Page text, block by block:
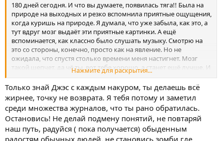
180 дней сегодня. И что вы думаете, появилась тяга!! Была на
природе на выходных и резко вспомнила приятные ощущения,
когда куришь на природе. Я думала, что уже забыла, как это, а
тут вдруг мозг выдаёт эти приятные картинки. А ещё
вспоминается, как классно было слушать музыку. Смотрю на
это со стороны, конечно, просто как на явление. Но не
ожидала, что спустя столько времени меня настигнет. Мозг
такой шепчет, да чё ты, вот тебе хорошо, а станет ещё лучше. И
всё плохое резко забывается. Нет, нет и ещё раз нет, я не
поведусь на эти уловки
Иду к году тр
Нажмите для раскрытия...
Только знай Джэс с каждым накуром, ты делаешь всё
жирнее, точку не возврата. Я тебя потому и заметил
среди множества журналов, что ты рано обратилась.
Остановись! Не делай подмену понятий, не повтаряй
наш путь, радуйся ( пока получается) обыденным
радостям обычных людей, не становись зомби где